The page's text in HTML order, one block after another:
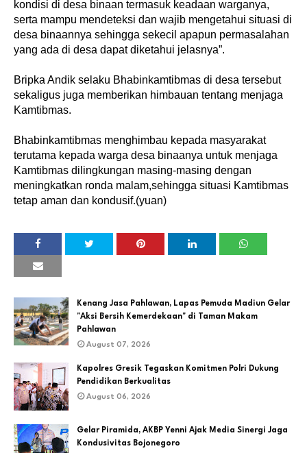
kondisi di desa binaan termasuk keadaan warganya,
serta mampu mendeteksi dan wajib mengetahui situasi di
desa binaannya sehingga sekecil apapun permasalahan
yang ada di desa dapat diketahui jelasnya”.
Bripka Andik selaku Bhabinkamtibmas di desa tersebut
sekaligus juga memberikan himbauan tentang menjaga
Kamtibmas.
Bhabinkamtibmas menghimbau kepada masyarakat
terutama kepada warga desa binaanya untuk menjaga
Kamtibmas dilingkungan masing-masing dengan
meningkatkan ronda malam,sehingga situasi Kamtibmas
tetap aman dan kondusif.(yuan)
Kenang Jasa Pahlawan, Lapas Pemuda Madiun Gelar
"Aksi Bersih Kemerdekaan" di Taman Makam
Pahlawan
August 07, 2026
Kapolres Gresik Tegaskan Komitmen Polri Dukung
Pendidikan Berkualitas
August 06, 2026
Gelar Piramida, AKBP Yenni Ajak Media Sinergi Jaga
Kondusivitas Bojonegoro